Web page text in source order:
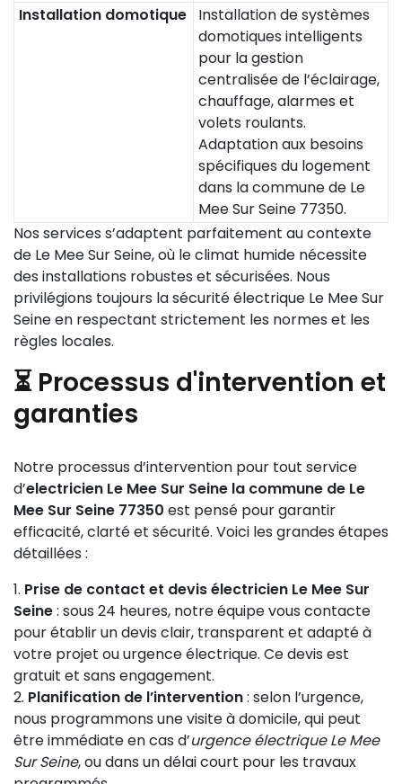
Installation domotique
Installation de systèmes
domotiques intelligents
pour la gestion
centralisée de l’éclairage,
chauffage, alarmes et
volets roulants.
Adaptation aux besoins
spécifiques du logement
dans la commune de Le
Mee Sur Seine 77350.
Nos services s’adaptent parfaitement au contexte
de Le Mee Sur Seine, où le climat humide nécessite
des installations robustes et sécurisées. Nous
privilégions toujours la sécurité électrique Le Mee Sur
Seine en respectant strictement les normes et les
règles locales.
⏳ Processus d'intervention et
garanties
Notre processus d’intervention pour tout service
d’electricien Le Mee Sur Seine la commune de Le
Mee Sur Seine 77350 est pensé pour garantir
efficacité, clarté et sécurité. Voici les grandes étapes
détaillées :
Prise de contact et devis électricien Le Mee Sur
Seine: sous 24 heures, notre équipe vous contacte
pour établir un devis clair, transparent et adapté à
votre projet ou urgence électrique. Ce devis est
gratuit et sans engagement.
Planification de l’intervention: selon l’urgence,
nous programmons une visite à domicile, qui peut
être immédiate en cas d’urgence électrique Le Mee
Sur Seine, ou dans un délai court pour les travaux